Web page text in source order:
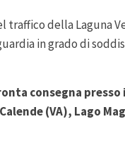
traffico della Laguna
in grado di
consegna
(VA), Lago